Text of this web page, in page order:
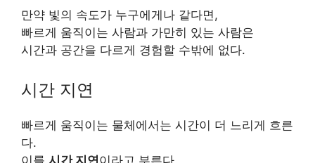
만약 빛의 속도가 누구에게나 같다면,
빠르게 움직이는 사람과 가만히 있는 사람은
시간과 공간을 다르게 경험할 수밖에 없다.
시간 지연
빠르게 움직이는 물체에서는 시간이 더 느리게 흐른
다.
이를 시간 지연이라고 부른다.